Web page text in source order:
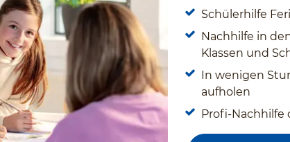
Schülerhilfe
Nachhilfe in
Klassen und
In wenigen
aufholen
Profi-Nachhilfe